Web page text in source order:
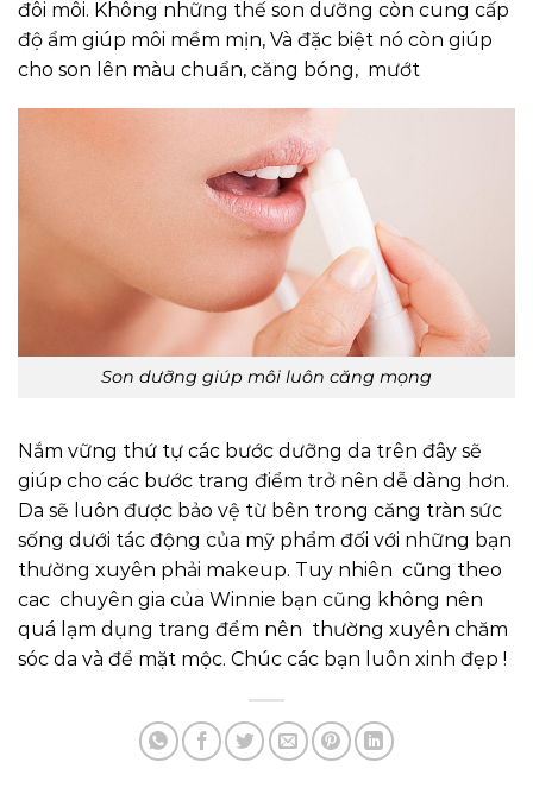
đôi môi. Không những thế son dưỡng còn cung cấp
độ ẩm giúp môi mềm mịn, Và đặc biệt nó còn giúp
cho son lên màu chuẩn, căng bóng, mướt
Son dưỡng giúp môi luôn căng mọng
Nắm vững thứ tự các bước dưỡng da trên đây sẽ
giúp cho các bước trang điểm trở nên dễ dàng hơn.
Da sẽ luôn được bảo vệ từ bên trong căng tràn sức
sống dưới tác động của mỹ phẩm đối với những bạn
thường xuyên phải makeup. Tuy nhiên cũng theo
cac chuyên gia của Winnie bạn cũng không nên
quá lạm dụng trang đểm nên thường xuyên chăm
sóc da và để mặt mộc. Chúc các bạn luôn xinh đẹp !